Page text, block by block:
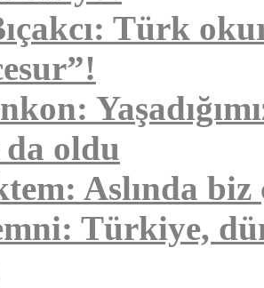
Türk
oldu
Aslında
Türkiye,